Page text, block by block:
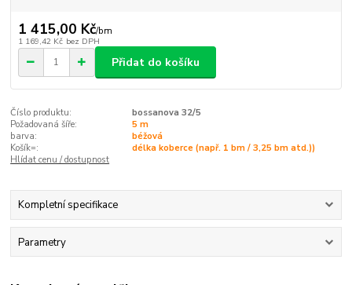
1 415,00 Kč/bm
1 169,42 Kč bez DPH
Přidat do košíku
Číslo produktu:
bossanova 32/5
Požadovaná šíře:
5 m
barva:
béžová
Košík=:
délka koberce (např. 1 bm / 3,25 bm atd.))
Hlídat cenu / dostupnost
Kompletní specifikace
Parametry